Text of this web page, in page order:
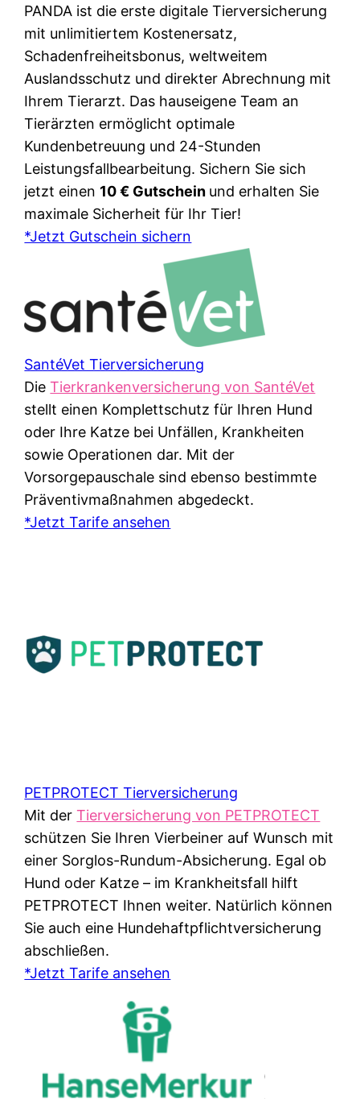
PANDA ist die erste digitale Tierversicherung
mit unlimitiertem Kostenersatz,
Schadenfreiheitsbonus, weltweitem
Auslandsschutz und direkter Abrechnung mit
Ihrem Tierarzt. Das hauseigene Team an
Tierärzten ermöglicht optimale
Kundenbetreuung und 24-Stunden
Leistungsfallbearbeitung. Sichern Sie sich
jetzt einen 10 € Gutschein und erhalten Sie
maximale Sicherheit für Ihr Tier!
*Jetzt Gutschein sichern
SantéVet Tierversicherung
DieTierkrankenversicherung von SantéVet
stellt einen Komplettschutz für Ihren Hund
oder Ihre Katze bei Unfällen, Krankheiten
sowie Operationen dar. Mit der
Vorsorgepauschale sind ebenso bestimmte
Präventivmaßnahmen abgedeckt.
*Jetzt Tarife ansehen
PETPROTECT Tierversicherung
Mit derTierversicherung von PETPROTECT
schützen Sie Ihren Vierbeiner auf Wunsch mit
einer Sorglos-Rundum-Absicherung. Egal ob
Hund oder Katze – im Krankheitsfall hilft
PETPROTECT Ihnen weiter. Natürlich können
Sie auch eine Hundehaftpflichtversicherung
abschließen.
*Jetzt Tarife ansehen